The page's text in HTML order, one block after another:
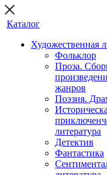
Каталог
Художественная
Фольклор
Проза.
жанров
Поэзия.
литература
Детектив
Фантастика